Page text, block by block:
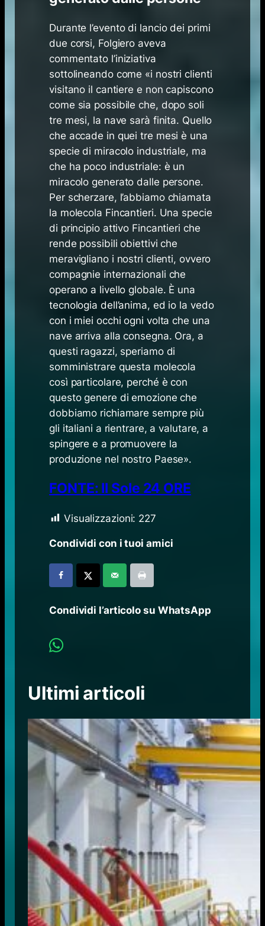
Durante l’evento di lancio dei primi
due corsi, Folgiero aveva
commentato l’iniziativa
sottolineando come «i nostri clienti
visitano il cantiere e non capiscono
come sia possibile che, dopo soli
tre mesi, la nave sarà finita. Quello
che accade in quei tre mesi è una
specie di miracolo industriale, ma
che ha poco industriale: è un
miracolo generato dalle persone.
Per scherzare, l’abbiamo chiamata
la molecola Fincantieri. Una specie
di principio attivo Fincantieri che
rende possibili obiettivi che
meravigliano i nostri clienti, ovvero
compagnie internazionali che
operano a livello globale. È una
tecnologia dell’anima, ed io la vedo
con i miei occhi ogni volta che una
nave arriva alla consegna. Ora, a
questi ragazzi, speriamo di
somministrare questa molecola
così particolare, perché è con
questo genere di emozione che
dobbiamo richiamare sempre più
gli italiani a rientrare, a valutare, a
spingere e a promuovere la
produzione nel nostro Paese».
FONTE: Il Sole 24 ORE
Visualizzazioni: 227
Condividi con i tuoi amici
Condividi l’articolo su WhatsApp
Ultimi articoli